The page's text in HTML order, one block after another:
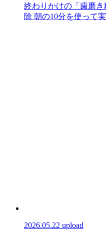
終わりかけの「歯磨
除 朝の10分を使って
2026.05.22 upload